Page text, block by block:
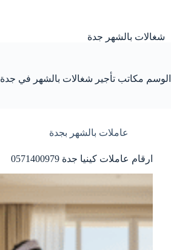
شغالات بالشهر جدة
الوسم مكاتب تأجير شغالات بالشهر في جدة
عاملات بالشهر بجدة
ارقام عاملات كينيا جدة 0571400979